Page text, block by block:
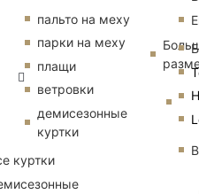
пальто на меху
парки на меху
плащи
ветровки
демисезонные
куртки
куртки